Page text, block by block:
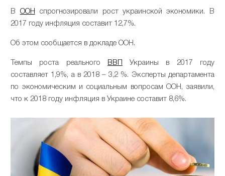
В ООН
спрогнозировали рост украинской экономики. В
2017 году инфляция составит 12,7%.
Об этом сообщается в докладе ООН.
Темпы роста реального ВВП
Украины в 2017 году
составляет 1,9%, а в 2018 – 3,2 %. Эксперты департамента
по экономическим и социальным вопросам ООН, заявили,
что к 2018 году инфляция в Украине составит 8,6%.